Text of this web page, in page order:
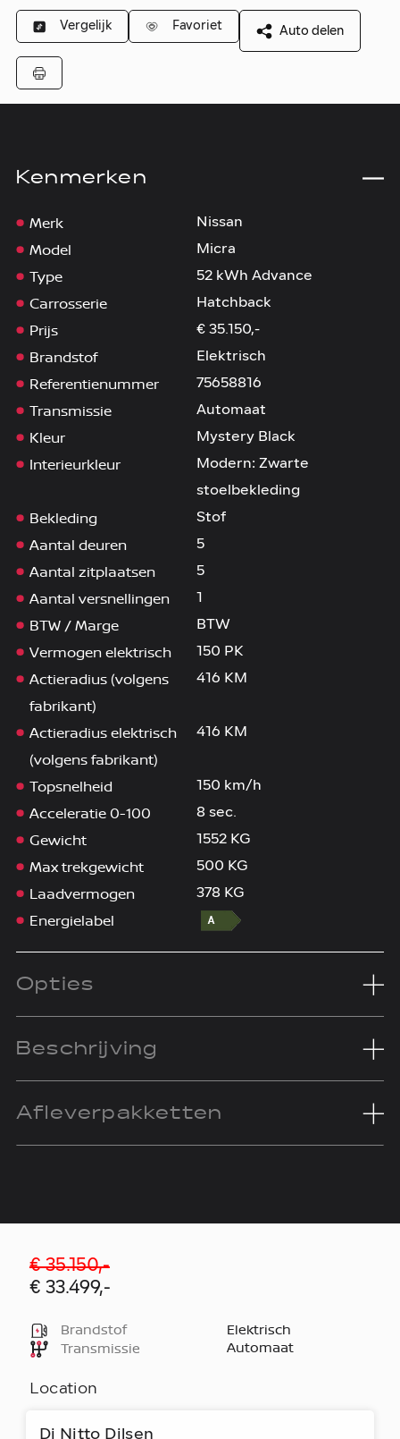
Vergelijk Favoriet Auto delen
Kenmerken
Merk Nissan
Model Micra
Type 52 kWh Advance
Carrosserie Hatchback
Prijs € 35.150,-
Brandstof Elektrisch
Referentienummer 75658816
Transmissie Automaat
Kleur Mystery Black
Interieurkleur
Modern: Zwarte
stoelbekleding
Bekleding Stof
Aantal deuren 5
Aantal zitplaatsen 5
Aantal versnellingen 1
BTW / Marge BTW
Vermogen elektrisch 150 PK
Actieradius (volgens
fabrikant)
416 KM
Actieradius elektrisch
(volgens fabrikant)
416 KM
Topsnelheid 150 km/h
Acceleratie 0-100 8 sec.
Gewicht 1552 KG
Max trekgewicht 500 KG
Laadvermogen 378 KG
Energielabel
Opties
Beschrijving
Afleverpakketten
€ 35.150,-
€ 33.499,-
Brandstof
Elektrisch
Transmissie
Automaat
Location
Di Nitto Dilsen